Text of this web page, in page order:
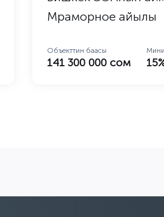
Мраморное айылы
Объекттин баасы
141 300 000 сом